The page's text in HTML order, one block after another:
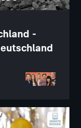
-